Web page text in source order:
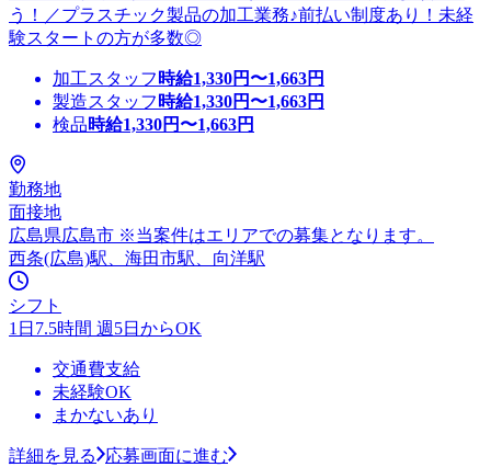
う！／プラスチック製品の加工業務♪前払い制度あり！未経
験スタートの方が多数◎
加工スタッフ 時給1,330円〜1,663円
製造スタッフ 時給1,330円〜1,663円
検品時給1,330円〜1,663円
勤務地
面接地
広島県広島市 ※当案件はエリアでの募集となります。
西条(広島)駅、海田市駅、向洋駅
シフト
1日7.5時間 週5日からOK
交通費支給
未経験OK
まかないあり
詳細を見る
応募画面に進む